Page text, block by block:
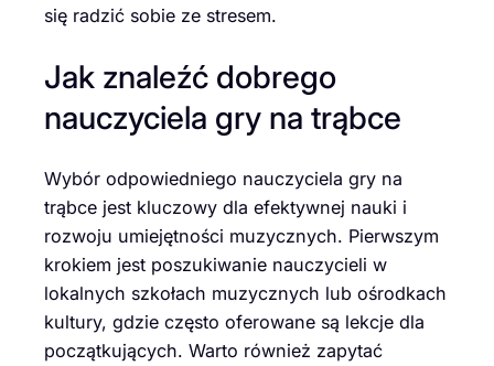
się radzić sobie ze stresem.
Jak znaleźć dobrego
nauczyciela gry na trąbce
Wybór odpowiedniego nauczyciela gry na
trąbce jest kluczowy dla efektywnej nauki i
rozwoju umiejętności muzycznych. Pierwszym
krokiem jest poszukiwanie nauczycieli w
lokalnych szkołach muzycznych lub ośrodkach
kultury, gdzie często oferowane są lekcje dla
początkujących. Warto również zapytać